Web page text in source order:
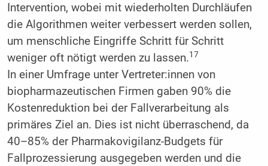
Intervention, wobei mit wiederholten Durchläufen
die Algorithmen weiter verbessert werden sollen,
um menschliche Eingriffe Schritt für Schritt
weniger oft nötigt werden zu lassen.17
In einer Umfrage unter Vertreter:innen von
biopharmazeutischen Firmen gaben 90% die
Kostenreduktion bei der Fallverarbeitung als
primäres Ziel an. Dies ist nicht überraschend, da
40–85% der Pharmakovigilanz-Budgets für
Fallprozessierung ausgegeben werden und die